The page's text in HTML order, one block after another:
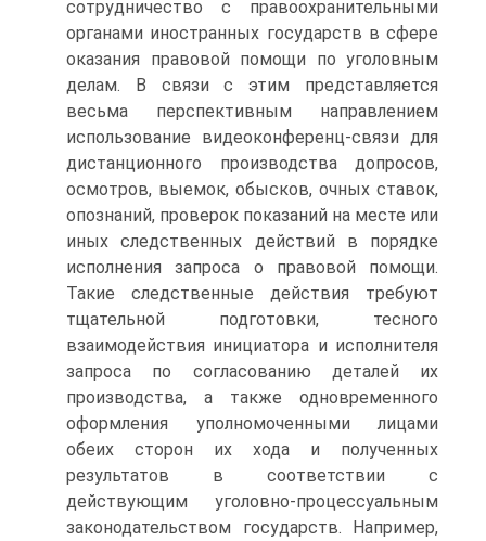
сотрудничество с правоохранительными
органами иностранных государств в сфере
оказания правовой помощи по уголовным
делам. В связи с этим представляется
весьма перспективным направлением
использование видеоконференц-связи для
дистанционного производства допросов,
осмотров, выемок, обысков, очных ставок,
опознаний, проверок показаний на месте или
иных следственных действий в порядке
исполнения запроса о правовой помощи.
Такие следственные действия требуют
тщательной подготовки, тесного
взаимодействия инициатора и исполнителя
запроса по согласованию деталей их
производства, а также одновременного
оформления уполномоченными лицами
обеих сторон их хода и полученных
результатов в соответствии с
действующим уголовно-процессуальным
законодательством государств. Например,